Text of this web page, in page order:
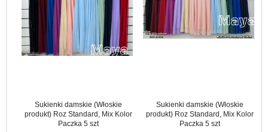
Sukienki damskie (Włoskie
produkt) Roz Standard, Mix Kolor
Paczka 5 szt
Sukienki damskie (Włoskie
produkt) Roz Standard, Mix Kolor
Paczka 5 szt